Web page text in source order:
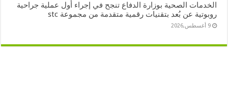
الخدمات الصحية بوزارة الدفاع تنجح في إجراء أول عملية جراحية
روبوتية عن بُعد بتقنيات رقمية متقدمة من مجموعة stc
9 أغسطس,2026